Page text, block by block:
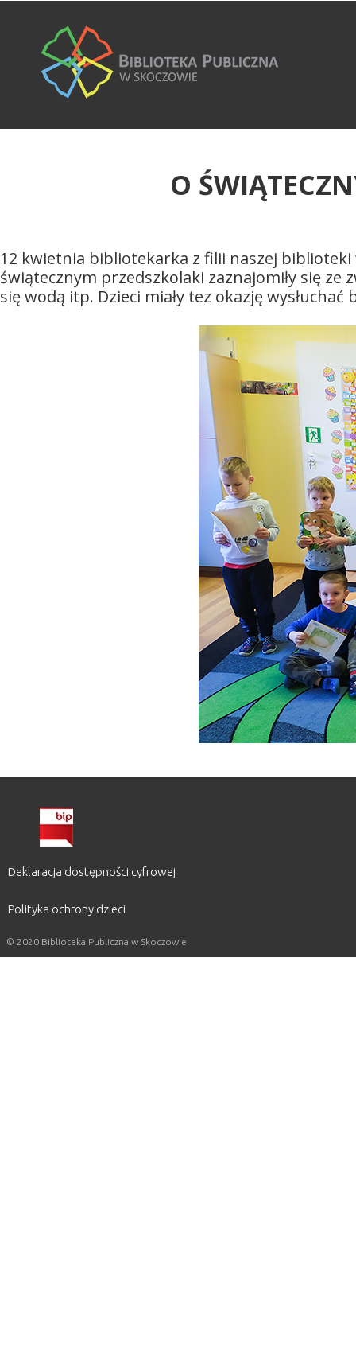
12 kwietnia bibliotekarka z filii naszej biblioteki
świątecznym przedszkolaki zaznajomiły się
się wodą itp. Dzieci miały tez okazję
O
Polityka ochrony dzieci
Deklaracja dostępności cyfrowej
© 2020 Biblioteka Publiczna w Skoczowie